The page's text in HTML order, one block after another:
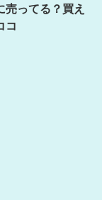
売ってる？買え
コ